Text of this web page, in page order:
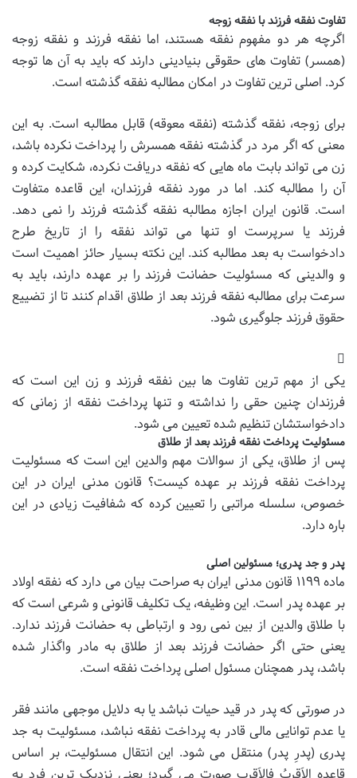
تفاوت نفقه فرزند با نفقه زوجه
اگرچه هر دو مفهوم نفقه هستند، اما نفقه فرزند و نفقه زوجه
(همسر) تفاوت های حقوقی بنیادینی دارند که باید به آن ها توجه
کرد. اصلی ترین تفاوت در امکان مطالبه نفقه گذشته است.
برای زوجه، نفقه گذشته (نفقه معوقه) قابل مطالبه است. به این
معنی که اگر مرد در گذشته نفقه همسرش را پرداخت نکرده باشد،
زن می تواند بابت ماه هایی که نفقه دریافت نکرده، شکایت کرده و
آن را مطالبه کند. اما در مورد نفقه فرزندان، این قاعده متفاوت
است. قانون ایران اجازه مطالبه نفقه گذشته فرزند را نمی دهد.
فرزند یا سرپرست او تنها می تواند نفقه را از تاریخ طرح
دادخواست به بعد مطالبه کند. این نکته بسیار حائز اهمیت است
و والدینی که مسئولیت حضانت فرزند را بر عهده دارند، باید به
سرعت برای مطالبه نفقه فرزند بعد از طلاق اقدام کنند تا از تضییع
حقوق فرزند جلوگیری شود.
یکی از مهم ترین تفاوت ها بین نفقه فرزند و زن این است که
فرزندان چنین حقی را نداشته و تنها پرداخت نفقه از زمانی که
دادخواستشان تنظیم شده تعیین می شود.
مسئولیت پرداخت نفقه فرزند بعد از طلاق
پس از طلاق، یکی از سوالات مهم والدین این است که مسئولیت
پرداخت نفقه فرزند بر عهده کیست؟ قانون مدنی ایران در این
خصوص، سلسله مراتبی را تعیین کرده که شفافیت زیادی در این
باره دارد.
پدر و جد پدری؛ مسئولین اصلی
ماده ۱۱۹۹ قانون مدنی ایران به صراحت بیان می دارد که نفقه اولاد
بر عهده پدر است. این وظیفه، یک تکلیف قانونی و شرعی است که
با طلاق والدین از بین نمی رود و ارتباطی به حضانت فرزند ندارد.
یعنی حتی اگر حضانت فرزند بعد از طلاق به مادر واگذار شده
باشد، پدر همچنان مسئول اصلی پرداخت نفقه است.
در صورتی که پدر در قید حیات نباشد یا به دلایل موجهی مانند فقر
یا عدم توانایی مالی قادر به پرداخت نفقه نباشد، مسئولیت به جد
پدری (پدرِ پدر) منتقل می شود. این انتقال مسئولیت، بر اساس